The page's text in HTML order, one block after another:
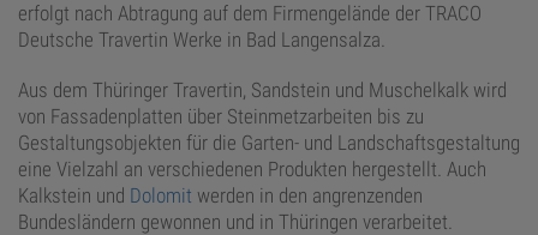
erfolgt nach Abtragung auf dem Firmengelände der TRACO
Deutsche Travertin Werke in Bad Langensalza.
Aus dem Thüringer Travertin, Sandstein und Muschelkalk wird
von Fassadenplatten über Steinmetzarbeiten bis zu
Gestaltungsobjekten für die Garten- und Landschaftsgestaltung
eine Vielzahl an verschiedenen Produkten hergestellt. Auch
Kalkstein und Dolomit werden in den angrenzenden
Bundesländern gewonnen und in Thüringen verarbeitet.